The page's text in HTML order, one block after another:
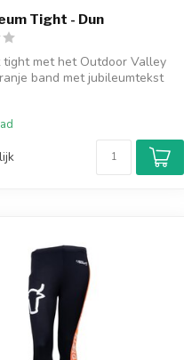
Tight - Dun
tight met het Outdoor Valley
band met jubileumtekst